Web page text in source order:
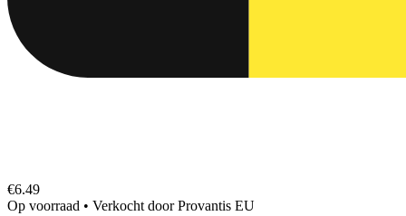
€6.49
Op voorraad • Verkocht doorProvantis EU